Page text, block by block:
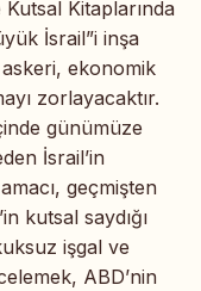
Kitaplarında
İsrail”i inşa
ekonomik
zorlayacaktır.
günümüze
İsrail’in
geçmişten
kutsal saydığı
işgal ve
ABD’nin